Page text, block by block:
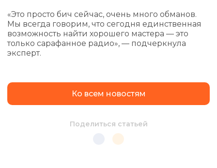
«Это просто бич сейчас, очень много обманов.
Мы всегда говорим, что сегодня единственная
возможность найти хорошего мастера — это
только сарафанное радио», — подчеркнула
эксперт.
Ко всем новостям
Поделиться статьей